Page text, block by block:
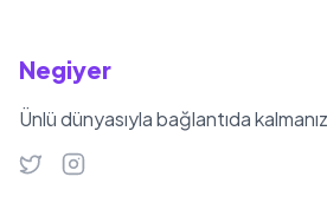
Negiyer
Ünlü dünyasıyla bağlantıda